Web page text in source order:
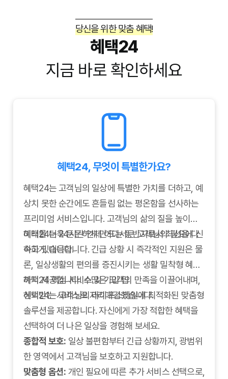
당신을 위한 맞춤 혜택!
혜택24
지금 바로 확인하세요
혜택24, 무엇이 특별한가요?
혜택24는 고객님의 일상에 특별한 가치를 더하고, 예
상치 못한 순간에도 흔들림 없는 평온함을 선사하는
프리미엄 서비스입니다. 고객님의 삶의 질을 높이고
미래를 더욱 든든하게 만드는 동반자로서 최선을 다
하고 있습니다.
혜택24는 24시간 언제 어디서든 고객님의 필요에 신
속하게 대응합니다. 긴급 상황 시 즉각적인 지원은 물
론, 일상생활의 편의를 증진시키는 생활 밀착형 혜택
까지 제공합니다. 수많은 고객의 만족을 이끌어내며,
신뢰받는 서비스로 자리매김했습니다.
혜택24 핵심 서비스 및 가입 팁
혜택24는 고객님의 라이프스타일에 최적화된 맞춤형
솔루션을 제공합니다. 자신에게 가장 적합한 혜택을
선택하여 더 나은 일상을 경험해 보세요.
종합적 보호: 일상 불편함부터 긴급 상황까지, 광범위
한 영역에서 고객님을 보호하고 지원합니다.
맞춤형 옵션: 개인 필요에 따른 추가 서비스 선택으로,